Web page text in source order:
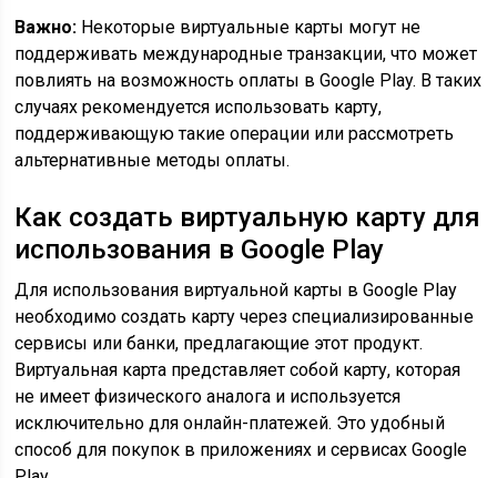
Важно: Некоторые виртуальные карты могут не
поддерживать международные транзакции, что может
повлиять на возможность оплаты в Google Play. В таких
случаях рекомендуется использовать карту,
поддерживающую такие операции или рассмотреть
альтернативные методы оплаты.
Как создать виртуальную карту для
использования в Google Play
Для использования виртуальной карты в Google Play
необходимо создать карту через специализированные
сервисы или банки, предлагающие этот продукт.
Виртуальная карта представляет собой карту, которая
не имеет физического аналога и используется
исключительно для онлайн-платежей. Это удобный
способ для покупок в приложениях и сервисах Google